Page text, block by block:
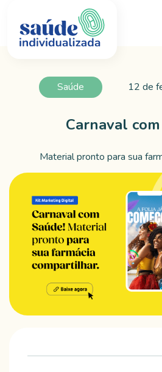
Saúde 12 de
Carnaval
Material pronto para sua